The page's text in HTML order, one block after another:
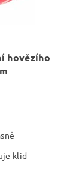
hovězího
klid